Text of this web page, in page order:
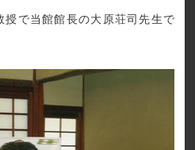
授で当館館長の大原荘司先生で